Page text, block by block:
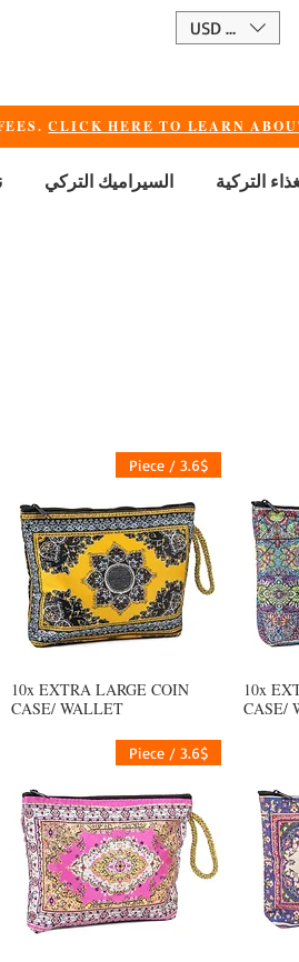
USD ($)
CLICK HERE TO LEARN
السيراميك التركي التركية
10x
CASE/
العرض السريع
3.6$ / Piece
10x EXTRA LARGE COIN
CASE/ WALLET
3.6$ / Piece